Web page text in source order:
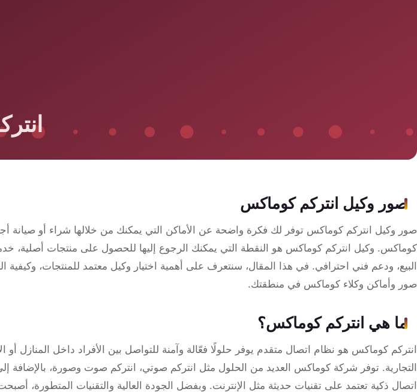
صور وكيل انتركم كوماكس
صور وكيل انتركم كوماكس توفر لك فكرة واضحة عن الأماكن التي يمكنك من خلالها شراء أو صيانة
كوماكس. وكيل انتركم كوماكس هو النقطة التي يمكنك الرجوع إليها للحصول على منتجات أصلية،
البيع، ودعم فني احترافي. في هذا المقال، سنتعرف على أهمية اختيار وكيل معتمد للمنتجات، وكيفية
صور وأماكن وكلاء كوماكس في منطقتك.
ما هي انتركم كوماكس؟
انتركم كوماكس هو نظام اتصال متقدم يوفر حلولًا فعّالة وآمنة للتواصل بين الأفراد داخل المنازل أو
التجارية. توفر شركة كوماكس العديد من الحلول مثل انتركم صوتي، انتركم صوت وصورة، بالإضافة
اتصال ذكية تعتمد على تقنيات حديثة مثل الإنترنت. وبفضل الجودة العالية والتقنيات المتطورة،
أمنية
والمصانع
جهاز
بصمة
الحضور
والانصراف
تقوية
المحمول
والانترنت
انتركم